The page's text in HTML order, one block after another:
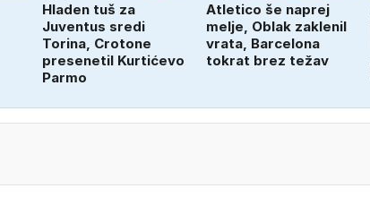
Hladen tuš za
Juventus sredi
Torina, Crotone
presenetil Kurtićevo
Parmo
Atletico še naprej
melje, Oblak zaklenil
vrata, Barcelona
tokrat brez težav